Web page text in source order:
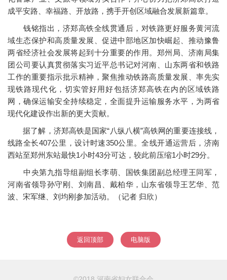
成平安路、幸福路、开放路，携手开创区域融合发展新篇章。
钱铭指出，济郑高铁全线贯通后，对铁路更好服务黄河流
域生态保护和高质量发展、促进中部地区加快崛起、推动豫鲁
两省经济社会发展将起到十分重要的作用。郑州局、济南局集
团公司要认真贯彻落实习近平总书记对河南、山东两省和铁路
工作的重要指示批示精神，聚焦推动铁路高质量发展、率先实
现铁路现代化，切实管好用好包括济郑高铁在内的区域铁路
网，确保运输安全持续稳定，全面提升运输服务水平，为两省
现代化建设作出新的更大贡献。
据了解，济郑高铁是国家“八纵八横”高铁网的重要连接线，
线路全长407公里，设计时速350公里。全线开通运营后，济南
西站至郑州东站最快1小时43分可达，较此前压缩1小时29分。
中央第九指导组副组长李萌、国铁集团副总经理王同军，
河南省领导孙守刚、刘南昌、戴柏华，山东省领导王艺华、范
波、宋军继、刘均刚参加活动。（记者 归欣）
返回顶部 电脑版